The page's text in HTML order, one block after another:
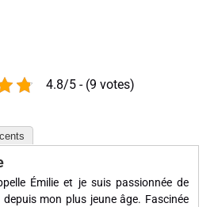
4.8/5 - (9 votes)
Émilie et je suis passionnée de
depuis mon plus jeune âge. Fascinée